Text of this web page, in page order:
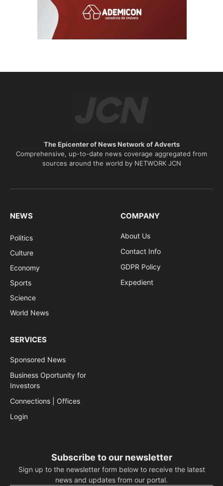
The Epicenter of News Network of Adverts
Comprehensive, up-to-date news coverage aggregated from
sources around the world by NETWORK JCN
NEWS
Politics
Culture
Economy
Sports
Science
World News
COMPANY
About Us
Contact Info
GDPR Policy
Expedient
SERVICES
Sponsored News
Business Oportunity for
Investors
Connections | Offices
Login
Subscribe to our newsletter
Sign up to the newsletter form below to receive the latest
news and updates from our portal.